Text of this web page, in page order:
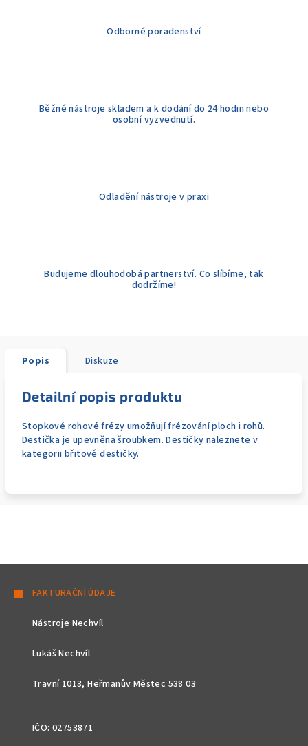
Odborné poradenství
Běžné nástroje skladem a k dodání do 24 hodin nebo
osobní vyzvednutí.
Odladění nástroje v praxi
Budujeme dlouhodobá partnerství. Co slíbíme, tak
dodržíme!
Popis Diskuze
Detailní popis produktu
Stopkové rohové frézy umožňují frézování ploch i rohů.
Destička je upevněna šroubkem. Destičky naleznete v
kategorii břitové destičky.
FAKTURAČNÍ ÚDAJE
Nástroje Nechvíl
Lukáš Nechvíl
Travní 1013, Heřmanův Městec 538 03
IČO: 02753871